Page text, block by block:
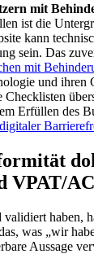
mit
ist die
kann
sein. Das
mit
und ihren
Erfüllen des
VPAT/
validiert haben,
was „wir
Aussage